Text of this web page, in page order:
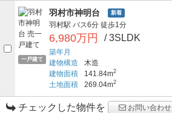
一戸建て
羽村市神明台 新着
羽村駅 バス6分 徒歩1分
6,980万円 / 3SLDK
築年月
建物構造
木造
建物面積
141.84m2
土地面積 269.04m2
チェックした物件を お問い合わせ